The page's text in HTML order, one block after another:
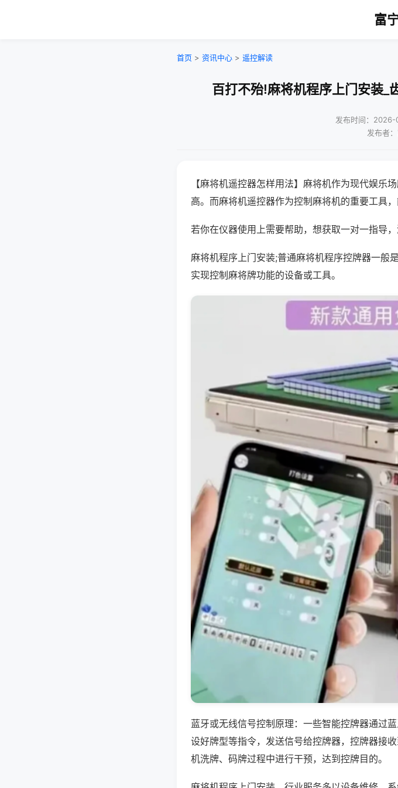
富
首页 > 资讯中心 > 遥控解读
百打不殆!麻将机程序上门安装_
发布时间：2026-
发布者
【麻将机遥控器怎样用法】麻将机作为现代娱乐
高。而麻将机遥控器作为控制麻将机的重要工具
若你在仪器使用上需要帮助，想获取一对一指导
麻将机程序上门安装;普通麻将机程序控牌器一般
实现控制麻将牌功能的设备或工具。
蓝牙或无线信号控制原理：一些智能控牌器通过
设好牌型等指令，发送信号给控牌器，控牌器接
机洗牌、码牌过程中进行干预，达到控牌目的。